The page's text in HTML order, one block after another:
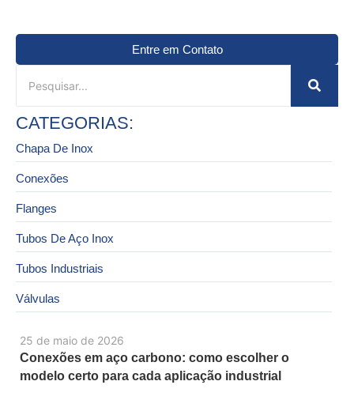
25 de maio de 2026
Conexões em aço carbono: como escolher o
modelo certo para cada aplicação industrial
Entre em Contato
CATEGORIAS:
Chapa De Inox
Conexões
Flanges
Tubos De Aço Inox
Tubos Industriais
Válvulas